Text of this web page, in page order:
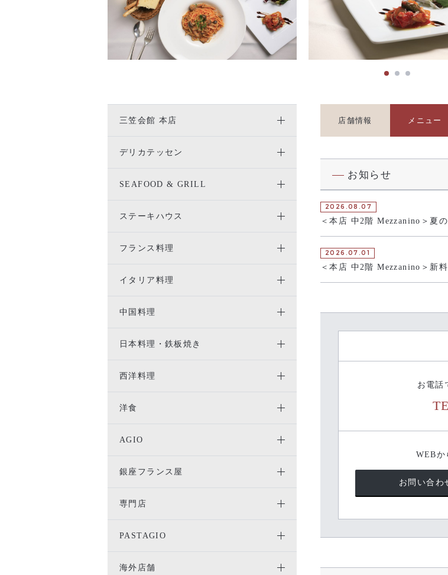
店舗情報 メニュー
お知らせ
2026.08.07
＜本店 中2階 Mezzanino＞夏
2026.07.01
＜本店 中2階 Mezzanino＞新
お電話
WEBか
お問い合わ
三笠会館 本店
デリカテッセン
SEAFOOD & GRILL
ステーキハウス
フランス料理
イタリア料理
中国料理
日本料理・鉄板焼き
西洋料理
洋食
AGIO
銀座フランス屋
専門店
PASTAGIO
海外店舗